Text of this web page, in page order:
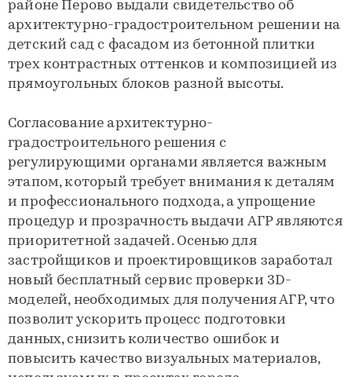
районе Перово выдали свидетельство об
архитектурно-градостроительном решении на
детский сад с фасадом из бетонной плитки
трех контрастных оттенков и композицией из
прямоугольных блоков разной высоты.
Согласование архитектурно-
градостроительного решения с
регулирующими органами является важным
этапом, который требует внимания к деталям
и профессионального подхода, а упрощение
процедур и прозрачность выдачи АГР являются
приоритетной задачей. Осенью для
застройщиков и проектировщиков заработал
новый бесплатный сервис проверки 3D-
моделей, необходимых для получения АГР, что
позволит ускорить процесс подготовки
данных, снизить количество ошибок и
повысить качество визуальных материалов,